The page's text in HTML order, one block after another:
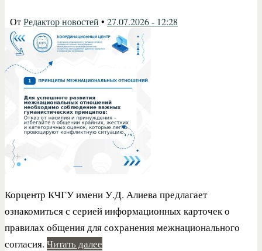
ОтРедактор новостей • 27.07.2026 - 12:28
Корцентр КЧГУ имени У.Д. Алиева предлагает
ознакомиться с серией информационных карточек о
правилах общения для сохранения межнационального
согласия. Читать далее